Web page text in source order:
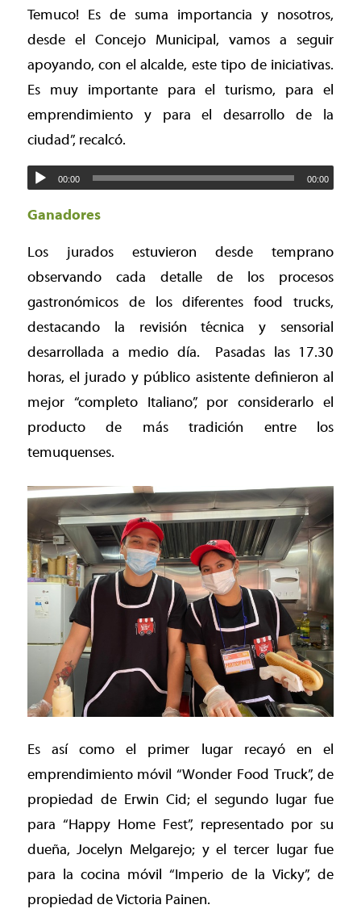
Temuco! Es de suma importancia y nosotros,
desde el Concejo Municipal, vamos a seguir
apoyando, con el alcalde, este tipo de iniciativas.
Es muy importante para el turismo, para el
emprendimiento y para el desarrollo de la
ciudad”, recalcó.
00:00 00:00
Ganadores
Los jurados estuvieron desde temprano
observando cada detalle de los procesos
gastronómicos de los diferentes food trucks,
destacando la revisión técnica y sensorial
desarrollada a medio día.
Pasadas las 17.30
horas, el jurado y público asistente definieron al
mejor “completo Italiano”, por considerarlo el
producto de más tradición entre los
temuquenses.
Es así como el primer lugar recayó en el
emprendimiento móvil “Wonder Food Truck”, de
propiedad de Erwin Cid; el segundo lugar fue
para “Happy Home Fest”, representado por su
dueña, Jocelyn Melgarejo; y el tercer lugar fue
para la cocina móvil “Imperio de la Vicky”, de
propiedad de Victoria Painen.